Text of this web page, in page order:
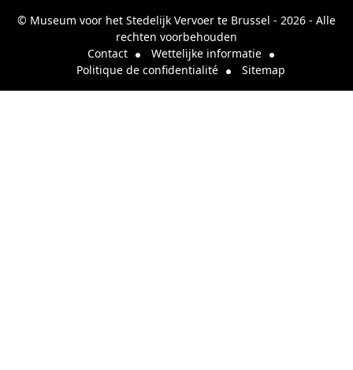
© Museum voor het Stedelijk Vervoer te Brussel - 2026 - Alle
rechten voorbehouden
Contact
Wettelijke informatie
Politique de confidentialité
Sitemap